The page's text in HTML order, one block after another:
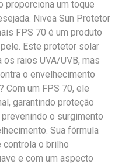
proporciona um toque
Nivea Sun Protetor
FPS 70 é um produto
Este protetor solar
os raios UVA/UVB, mas
o envelhecimento
Com um FPS 70, ele
garantindo proteção
o surgimento
Sua fórmula
controla o brilho
e com um aspecto